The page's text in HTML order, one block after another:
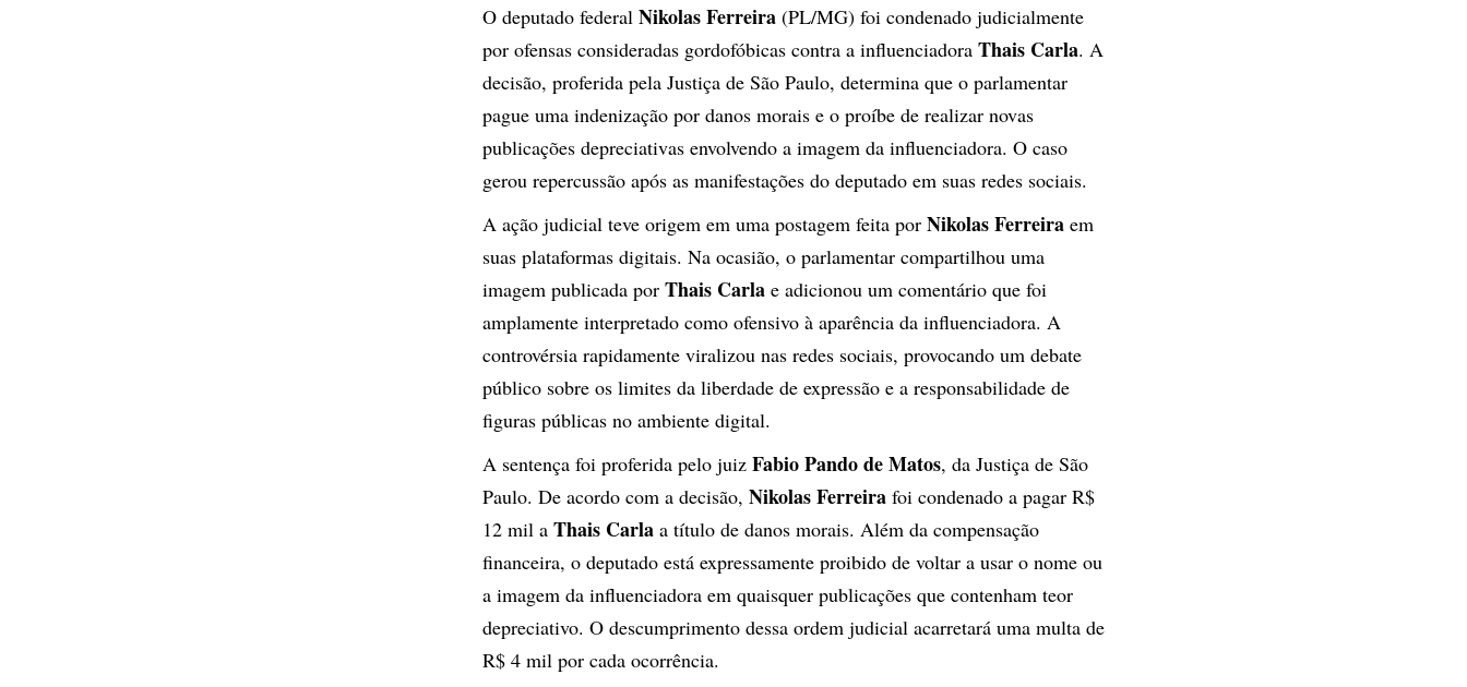
O deputado federal Nikolas Ferreira (PL/MG) foi condenado judicialmente
por ofensas consideradas gordofóbicas contra a influenciadora Thais Carla. A
decisão, proferida pela Justiça de São Paulo, determina que o parlamentar
pague uma indenização por danos morais e o proíbe de realizar novas
publicações depreciativas envolvendo a imagem da influenciadora. O caso
gerou repercussão após as manifestações do deputado em suas redes sociais.
A ação judicial teve origem em uma postagem feita por Nikolas Ferreira em
suas plataformas digitais. Na ocasião, o parlamentar compartilhou uma
imagem publicada por Thais Carla e adicionou um comentário que foi
amplamente interpretado como ofensivo à aparência da influenciadora. A
controvérsia rapidamente viralizou nas redes sociais, provocando um debate
público sobre os limites da liberdade de expressão e a responsabilidade de
figuras públicas no ambiente digital.
A sentença foi proferida pelo juiz Fabio Pando de Matos, da Justiça de São
Paulo. De acordo com a decisão, Nikolas Ferreira foi condenado a pagar R$
12 mil a Thais Carla a título de danos morais. Além da compensação
financeira, o deputado está expressamente proibido de voltar a usar o nome ou
a imagem da influenciadora em quaisquer publicações que contenham teor
depreciativo. O descumprimento dessa ordem judicial acarretará uma multa de
R$ 4 mil por cada ocorrência.